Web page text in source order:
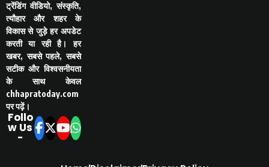
ट्रेंडिंग वीडियो, संस्कृति,
त्यौहार और शहर के
विकास से जुड़े हर अपडेट
करती या रही है। हर
खबर, सबसे पहले, सबसे
सटीक और विश्वसनीयता
के साथ केवल
chhapratoday.com
पर पढ़ें।
Follo
w Us
-